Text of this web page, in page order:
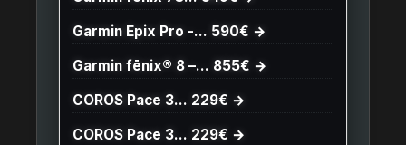
Garmin Epix Pro -… 590€ →
Garmin fēnix® 8 –… 855€ →
COROS Pace 3… 229€ →
COROS Pace 3… 229€ →